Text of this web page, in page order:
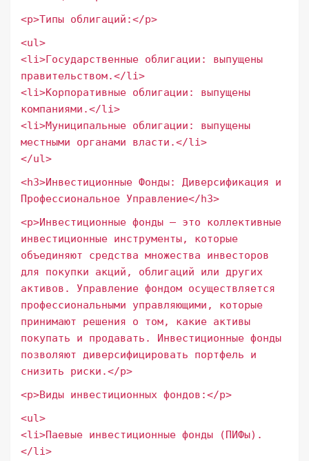
<p>Типы облигаций:</p>
<ul>
<li>Государственные облигации: выпущены
правительством.</li>
<li>Корпоративные облигации: выпущены
компаниями.</li>
<li>Муниципальные облигации: выпущены
местными органами власти.</li>
</ul>
<h3>Инвестиционные Фонды: Диверсификация и
Профессиональное Управление</h3>
<p>Инвестиционные фонды – это коллективные
инвестиционные инструменты, которые
объединяют средства множества инвесторов
для покупки акций, облигаций или других
активов. Управление фондом осуществляется
профессиональными управляющими, которые
принимают решения о том, какие активы
покупать и продавать. Инвестиционные фонды
позволяют диверсифицировать портфель и
снизить риски.</p>
<p>Виды инвестиционных фондов:</p>
<ul>
<li>Паевые инвестиционные фонды (ПИФы).
</li>